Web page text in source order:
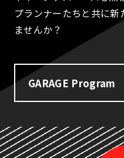
プランナーたちと共に
ませんか？
GARAGE Program